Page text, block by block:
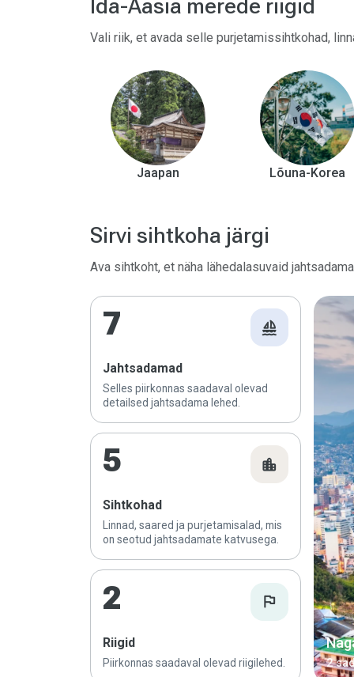
Ida-Aasia merede riigid
Vali riik, et avada selle purjetamissihtkohad,
Jaapan Lõuna-Korea
Sirvi sihtkoha järgi
Ava sihtkoht, et näha lähedalasuvaid
7 sailing
Jahtsadamad
Selles piirkonnas saadaval olevad
detailsed jahtsadama lehed.
5 location_city
Sihtkohad
Linnad, saared ja purjetamisalad, mis
on seotud jahtsadamate katvusega.
2 flag
Riigid
Piirkonnas saadaval olevad riigilehed. 2